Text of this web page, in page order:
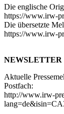
Die englische
https://www.irw-
Die übersetzte
https://www.irw-
NEWSLETTER
Aktuelle
Postfach:
http://www.irw-